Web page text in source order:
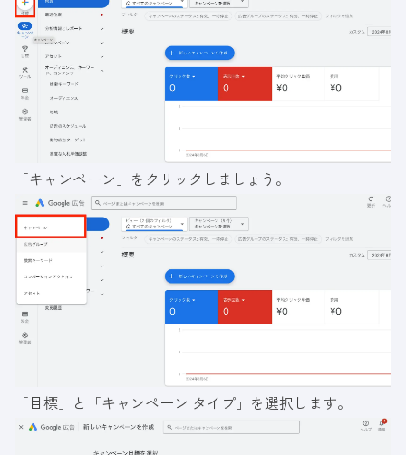
「キャンペーン」をクリックしましょう。
「目標」と「キャンペーン タイプ」を選択します。